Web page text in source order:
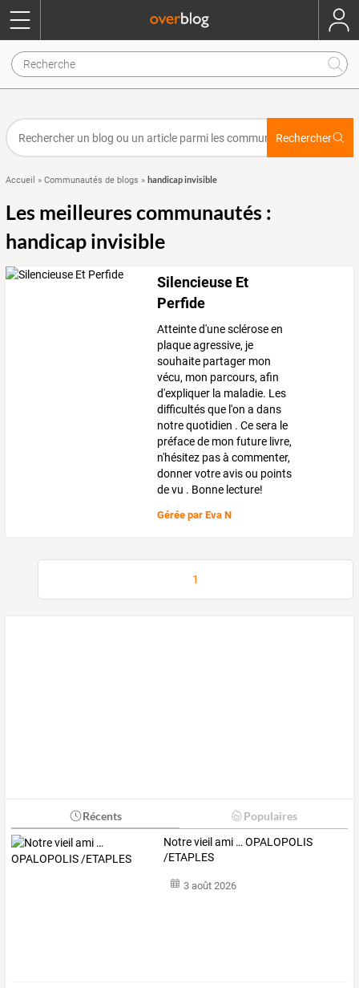
Rechercher
Accueil » Communautés de blogs » handicap invisible
Les meilleures communautés :
handicap invisible
Silencieuse Et
Perfide
Atteinte d'une sclérose en
plaque agressive, je
souhaite partager mon
vécu, mon parcours, afin
d'expliquer la maladie. Les
difficultés que l'on a dans
notre quotidien . Ce sera le
préface de mon future livre,
n'hésitez pas à commenter,
donner votre avis ou points
de vu . Bonne lecture!
Gérée parEva N
1
Récents Populaires
Notre vieil ami … OPALOPOLIS
/ETAPLES
3 août 2026